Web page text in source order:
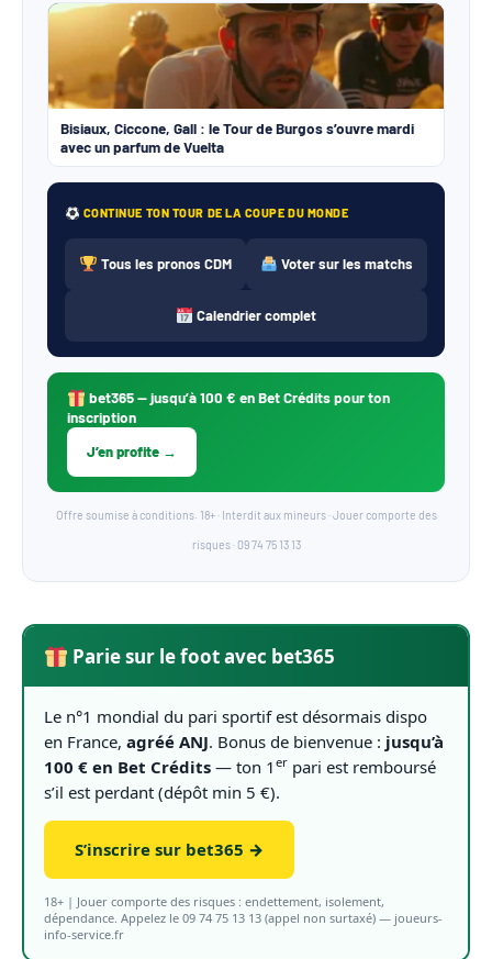
Bisiaux, Ciccone, Gall : le Tour de Burgos s’ouvre mardi
avec un parfum de Vuelta
CONTINUE TON TOUR DE LA COUPE DU MONDE
Tous les pronos CDM Voter sur les matchs
Calendrier complet
bet365— jusqu’à 100 € en Bet Crédits pour ton
inscription
J’en profite →
Offre soumise à conditions. 18+ · Interdit aux mineurs · Jouer comporte des
risques · 09 74 75 13 13
Parie sur le foot avec bet365
Le n°1 mondial du pari sportif est désormais dispo
en France, agréé ANJ. Bonus de bienvenue : jusqu’à
100 € en Bet Crédits — ton 1 er pari est remboursé
s’il est perdant (dépôt min 5 €).
S’inscrire sur bet365 →
18+ | Jouer comporte des risques : endettement, isolement,
dépendance. Appelez le 09 74 75 13 13 (appel non surtaxé) — joueurs-
info-service.fr